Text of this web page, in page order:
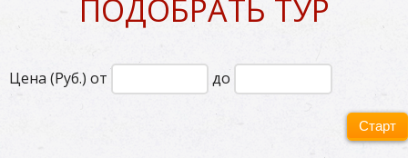
ПОДОБРАТЬ ТУР
Цена (Руб.) от до
Старт